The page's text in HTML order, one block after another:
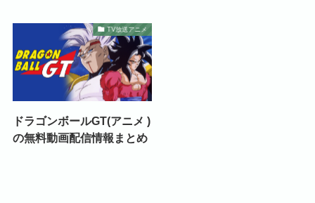
TV放送アニメ
ドラゴンボールGT(アニメ )
の無料動画配信情報まとめ